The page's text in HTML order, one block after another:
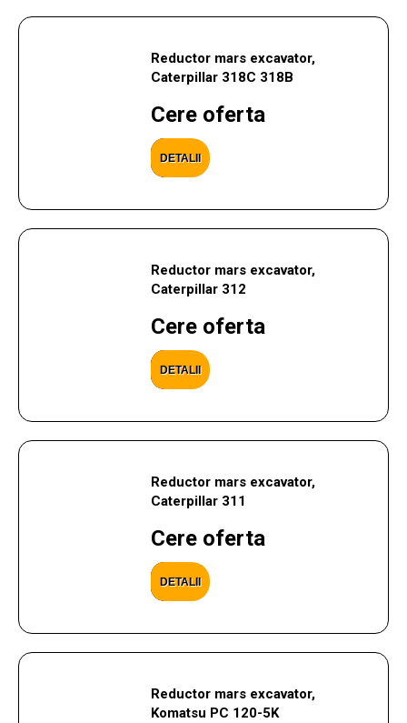
Reductor mars excavator,
Caterpillar 318C 318B
Cere oferta
DETALII
Reductor mars excavator,
Caterpillar 312
Cere oferta
DETALII
Reductor mars excavator,
Caterpillar 311
Cere oferta
DETALII
Reductor mars excavator,
Komatsu PC 120-5K